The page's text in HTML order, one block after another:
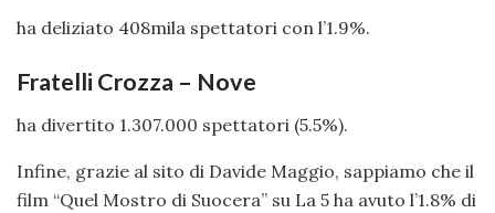
ha deliziato 408mila spettatori con l’1.9%.
Fratelli Crozza – Nove
ha divertito 1.307.000 spettatori (5.5%).
Infine, grazie al sito di Davide Maggio, sappiamo che il
film “Quel Mostro di Suocera” su La 5 ha avuto l’1.8% di